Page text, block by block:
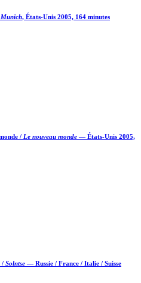
Munich, États-Unis 2005, 164 minutes
/ Le nouveau monde — États-Unis 2005,
/ Solntse — Russie / France / Italie / Suisse